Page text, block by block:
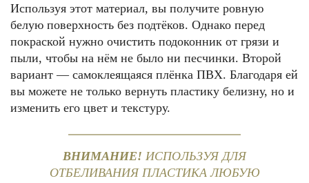
Используя этот материал, вы получите ровную
белую поверхность без подтёков. Однако перед
покраской нужно очистить подоконник от грязи и
пыли, чтобы на нём не было ни песчинки. Второй
вариант — самоклеящаяся плёнка ПВХ. Благодаря ей
вы можете не только вернуть пластику белизну, но и
изменить его цвет и текстуру.
ВНИМАНИЕ! ИСПОЛЬЗУЯ ДЛЯ
ОТБЕЛИВАНИЯ ПЛАСТИКА ЛЮБУЮ